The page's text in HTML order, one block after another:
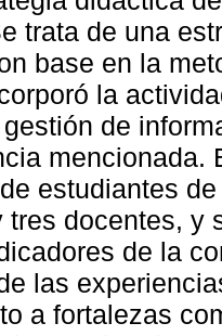
trata de una
base en la
la
de
mencionada.
estudiantes
tres docentes, y
de la
las
a fortalezas